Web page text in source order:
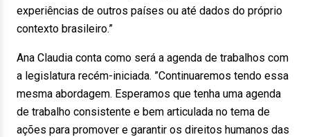
experiências de outros países ou até dados do próprio
contexto brasileiro.”
Ana Claudia conta como será a agenda de trabalhos com
a legislatura recém-iniciada. ”Continuaremos tendo essa
mesma abordagem. Esperamos que tenha uma agenda
de trabalho consistente e bem articulada no tema de
ações para promover e garantir os direitos humanos das